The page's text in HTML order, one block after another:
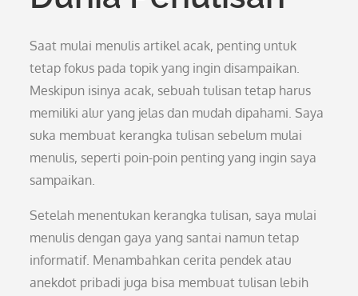
Saat mulai menulis artikel acak, penting untuk
tetap fokus pada topik yang ingin disampaikan.
Meskipun isinya acak, sebuah tulisan tetap harus
memiliki alur yang jelas dan mudah dipahami. Saya
suka membuat kerangka tulisan sebelum mulai
menulis, seperti poin-poin penting yang ingin saya
sampaikan.
Setelah menentukan kerangka tulisan, saya mulai
menulis dengan gaya yang santai namun tetap
informatif. Menambahkan cerita pendek atau
anekdot pribadi juga bisa membuat tulisan lebih